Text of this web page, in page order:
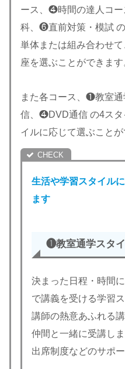
ース、❹時間の達人コ
科、❻直前対策・模試
単体または組み合わせ
座を選ぶことができます
また各コース、❶教室
信、❹DVD通信 の4スタ
イルに応じて選ぶことが
生活や学習スタイル
ます
❶教室通学スタ
決まった日程・時間
で講義を受ける学習
講師の熱意あふれる
仲間と一緒に受講し
出席制度などのサポ